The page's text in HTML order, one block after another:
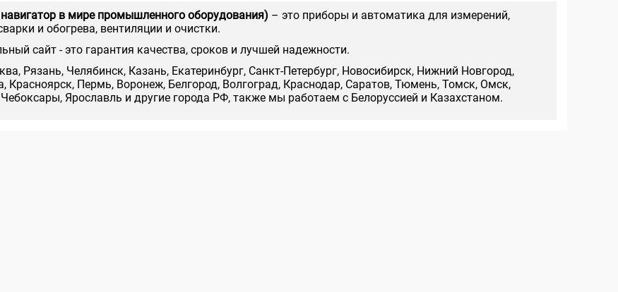
в мире промышленного оборудования) – это приборы и автоматика для измерений,
и обогрева, вентиляции и очистки.
сайт - это гарантия качества, сроков и лучшей надежности.
Рязань, Челябинск, Казань, Екатеринбург, Санкт-Петербург, Новосибирск, Нижний Новгород,
Красноярск, Пермь, Воронеж, Белгород, Волгоград, Краснодар, Саратов, Тюмень, Томск, Омск,
Ярославль и другие города РФ, также мы работаем с Белоруссией и Казахстаном.